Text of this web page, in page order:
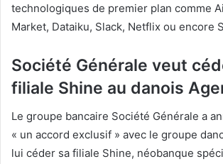
technologiques de premier plan comme
Market, Dataiku, Slack, Netflix ou encore
Société Générale veut
filiale Shine au danois
Le groupe bancaire Société Générale a
« un accord exclusif » avec le groupe
lui céder sa filiale Shine, néobanque